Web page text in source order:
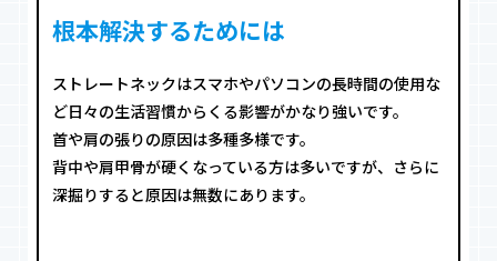
根本解決するためには
ストレートネックはスマホやパソコンの長時間の使用な
ど日々の生活習慣からくる影響がかなり強いです。
首や肩の張りの原因は多種多様です。
背中や肩甲骨が硬くなっている方は多いですが、さらに
深掘りすると原因は無数にあります。